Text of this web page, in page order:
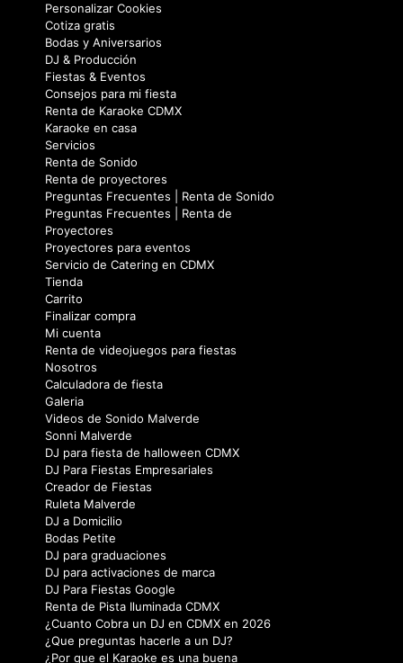
Personalizar Cookies
Cotiza gratis
Bodas y Aniversarios
DJ & Producción
Fiestas & Eventos
Consejos para mi fiesta
Renta de Karaoke CDMX
Karaoke en casa
Servicios
Renta de Sonido
Renta de proyectores
Preguntas Frecuentes | Renta de Sonido
Preguntas Frecuentes | Renta de
Proyectores
Proyectores para eventos
Servicio de Catering en CDMX
Tienda
Carrito
Finalizar compra
Mi cuenta
Renta de videojuegos para fiestas
Nosotros
Calculadora de fiesta
Galeria
Videos de Sonido Malverde
Sonni Malverde
DJ para fiesta de halloween CDMX
DJ Para Fiestas Empresariales
Creador de Fiestas
Ruleta Malverde
DJ a Domicilio
Bodas Petite
DJ para graduaciones
DJ para activaciones de marca
DJ Para Fiestas Google
Renta de Pista Iluminada CDMX
¿Cuanto Cobra un DJ en CDMX en 2026
¿Que preguntas hacerle a un DJ?
¿Por que el Karaoke es una buena